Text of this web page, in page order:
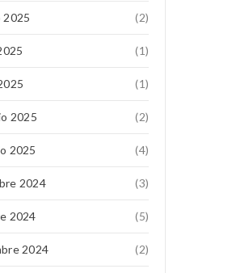
2025 (2)
(1)
(1)
2025 (2)
2025 (4)
2024 (3)
2024 (5)
2024 (2)